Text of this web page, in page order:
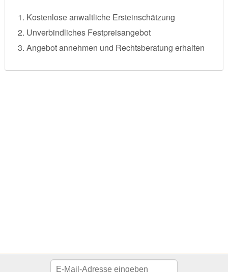
Kostenlose anwaltliche Ersteinschätzung
Unverbindliches Festpreisangebot
Angebot annehmen und Rechtsberatung erhalten